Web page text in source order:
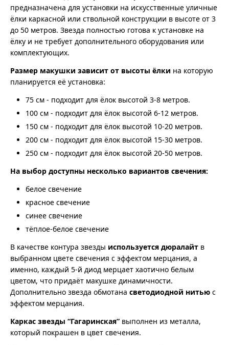
предназначена для установки на искусственные уличные
ёлки каркасной или ствольной конструкции в высоте от 3
до 50 метров. Звезда полностью готова к установке на
ёлку и не требует дополнительного оборудования или
комплектующих.
Размер макушки зависит от высоты ёлки на которую
планируется её установка:
75 см - подходит для ёлок высотой 3-8 метров.
100 см - подходит для ёлок высотой 6-12 метров.
150 см - подходит для ёлок высотой 10-20 метров.
200 см - подходит для ёлок высотой 15-30 метров.
250 см - подходит для ёлок высотой 20-50 метров.
На выбор доступны несколько вариантов свечения:
белое свечение
красное свечение
синее свечение
тёплое-белое свечение
В качестве контура звезды используется дюралайт в
выбранном цвете свечения с эффектом мерцания, а
именно, каждый 5-й диод мерцает хаотично белым
цветом, что придаёт макушке динамичности.
Дополнительно звезда обмотана светодиодной нитью с
эффектом мерцания.
Каркас звезды “Гагаринская” выполнен из металла,
который покрашен в цвет свечения.